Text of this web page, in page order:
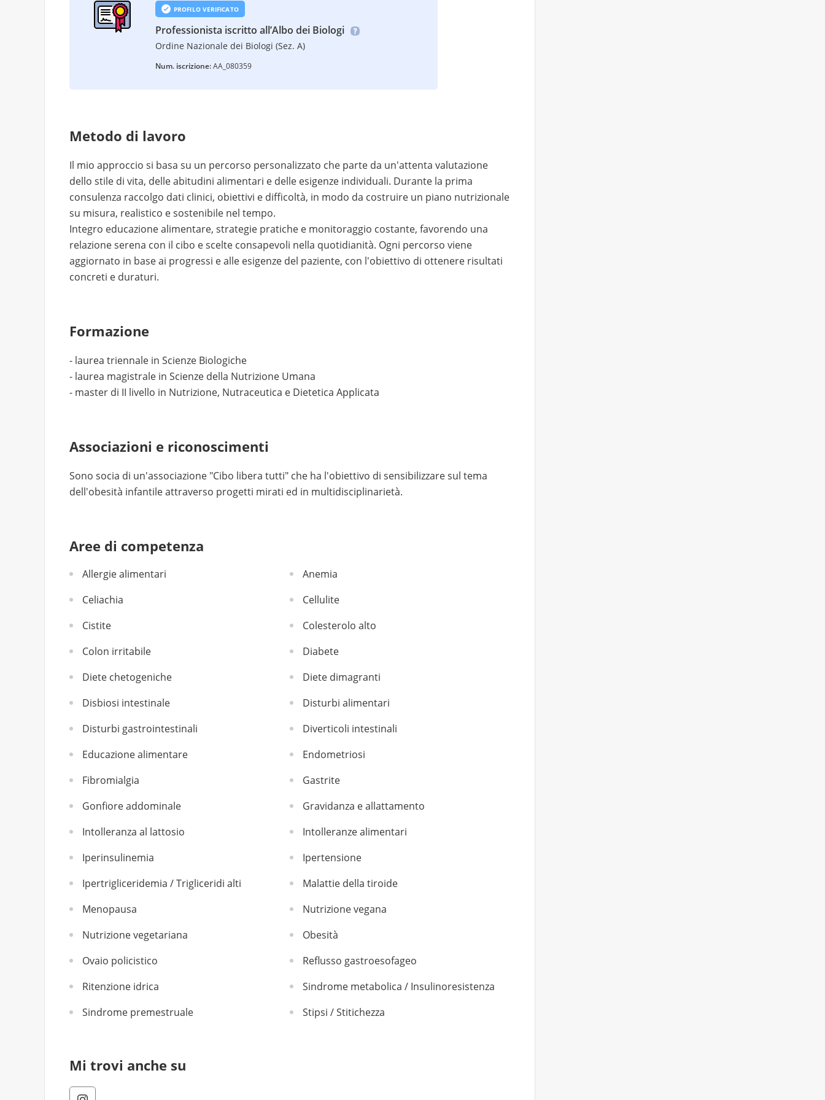
PROFILO VERIFICATO
Professionista iscritto all’Albo dei Biologi
Ordine Nazionale dei Biologi (Sez. A)
Num. iscrizione:AA_080359
Metodo di lavoro
Il mio approccio si basa su un percorso personalizzato che parte da un'attenta valutazione
dello stile di vita, delle abitudini alimentari e delle esigenze individuali. Durante la prima
consulenza raccolgo dati clinici, obiettivi e difficoltà, in modo da costruire un piano nutrizionale
su misura, realistico e sostenibile nel tempo.
Integro educazione alimentare, strategie pratiche e monitoraggio costante, favorendo una
relazione serena con il cibo e scelte consapevoli nella quotidianità. Ogni percorso viene
aggiornato in base ai progressi e alle esigenze del paziente, con l'obiettivo di ottenere risultati
concreti e duraturi.
Formazione
- laurea triennale in Scienze Biologiche
- laurea magistrale in Scienze della Nutrizione Umana
- master di II livello in Nutrizione, Nutraceutica e Dietetica Applicata
Associazioni e riconoscimenti
Sono socia di un'associazione "Cibo libera tutti" che ha l'obiettivo di sensibilizzare sul tema
dell'obesità infantile attraverso progetti mirati ed in multidisciplinarietà.
Aree di competenza
Allergie alimentari
Anemia
Celiachia
Cellulite
Cistite
Colesterolo alto
Colon irritabile
Diabete
Diete chetogeniche
Diete dimagranti
Disbiosi intestinale
Disturbi alimentari
Disturbi gastrointestinali
Diverticoli intestinali
Educazione alimentare
Endometriosi
Fibromialgia
Gastrite
Gonfiore addominale
Gravidanza e allattamento
Intolleranza al lattosio
Intolleranze alimentari
Iperinsulinemia
Ipertensione
Ipertrigliceridemia / Trigliceridi alti
Malattie della tiroide
Menopausa
Nutrizione vegana
Nutrizione vegetariana
Obesità
Ovaio policistico
Reflusso gastroesofageo
Ritenzione idrica
Sindrome metabolica / Insulinoresistenza
Sindrome premestruale
Stipsi / Stitichezza
Mi trovi anche su